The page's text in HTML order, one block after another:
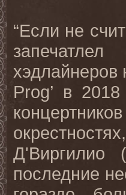
“Если не
хэдлайнеров
Prog’ в
Д'Виргилио (
последние